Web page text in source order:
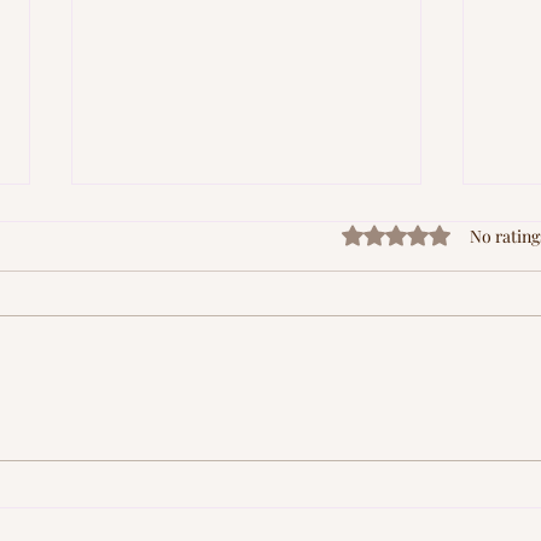
Buying Guide (2026)
to
Rated 0 out of 5
No